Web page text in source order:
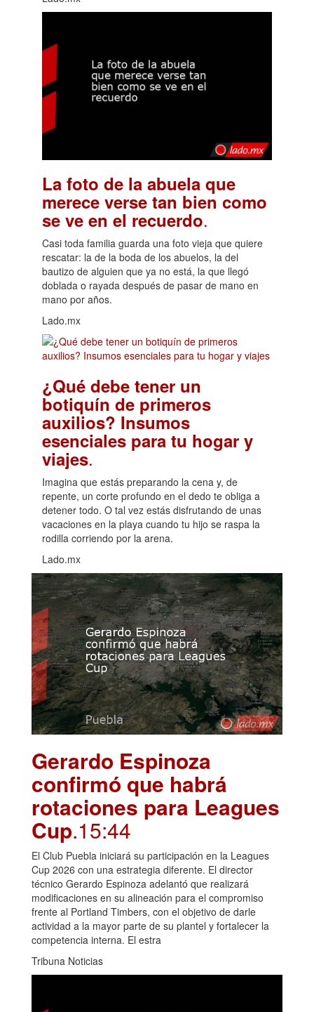
La foto de la abuela que
merece verse tan bien como
se ve en el recuerdo.
Casi toda familia guarda una foto vieja que quiere
rescatar: la de la boda de los abuelos, la del
bautizo de alguien que ya no está, la que llegó
doblada o rayada después de pasar de mano en
mano por años.
Lado.mx
¿Qué debe tener un
botiquín de primeros
auxilios? Insumos
esenciales para tu hogar y
viajes.
Imagina que estás preparando la cena y, de
repente, un corte profundo en el dedo te obliga a
detener todo. O tal vez estás disfrutando de unas
vacaciones en la playa cuando tu hijo se raspa la
rodilla corriendo por la arena.
Lado.mx
Gerardo Espinoza
confirmó que habrá
rotaciones para Leagues
Cup.15:44
El Club Puebla iniciará su participación en la Leagues
Cup 2026 con una estrategia diferente. El director
técnico Gerardo Espinoza adelantó que realizará
modificaciones en su alineación para el compromiso
frente al Portland Timbers, con el objetivo de darle
actividad a la mayor parte de su plantel y fortalecer la
competencia interna. El estra
Tribuna Noticias